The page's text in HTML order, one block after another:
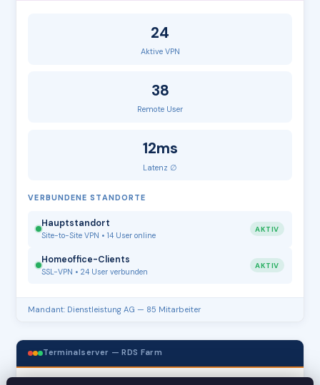
24
Aktive VPN
38
Remote User
12ms
Latenz ∅
VERBUNDENE STANDORTE
Hauptstandort
Site-to-Site VPN • 14 User online
AKTIV
Homeoffice-Clients
SSL-VPN • 24 User verbunden
AKTIV
Mandant: Dienstleistung AG — 85 Mitarbeiter
Terminalserver — RDS Farm